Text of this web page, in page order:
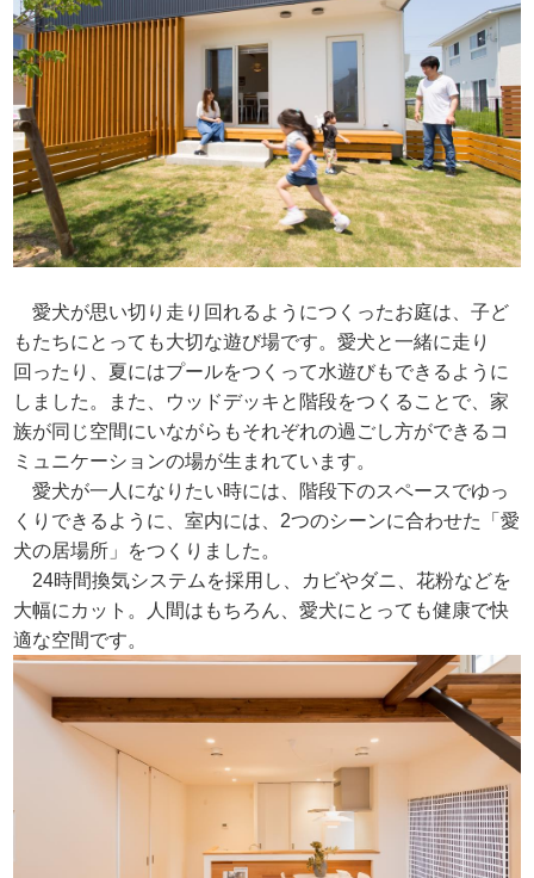
愛犬が思い切り走り回れるようにつくったお庭は、子ど
もたちにとっても大切な遊び場です。愛犬と一緒に走り
回ったり、夏にはプールをつくって水遊びもできるように
しました。また、ウッドデッキと階段をつくることで、家
族が同じ空間にいながらもそれぞれの過ごし方ができるコ
ミュニケーションの場が生まれています。
愛犬が一人になりたい時には、階段下のスペースでゆっ
くりできるように、室内には、2つのシーンに合わせた「愛
犬の居場所」をつくりました。
24時間換気システムを採用し、カビやダニ、花粉などを
大幅にカット。人間はもちろん、愛犬にとっても健康で快
適な空間です。